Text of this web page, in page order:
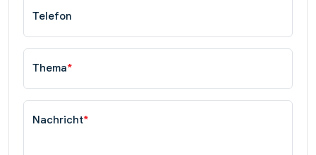
Telefon
Thema*
Nachricht*